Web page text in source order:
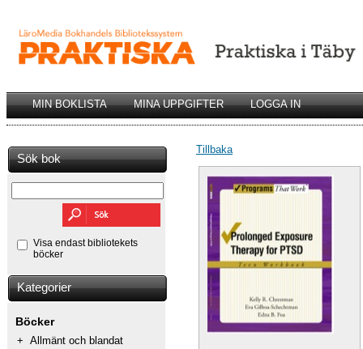
MIN BOKLISTA MINA UPPGIFTER LOGGA IN
Sök bok
Visa endast bibliotekets
böcker
Kategorier
Böcker
+ Allmänt och blandat
Tillbaka